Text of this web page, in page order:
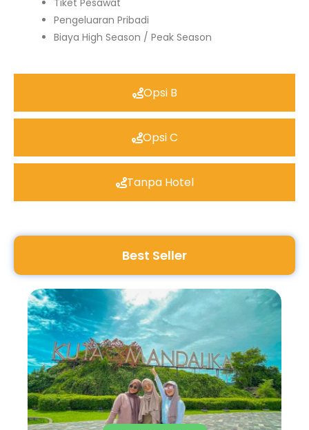
Opsi B
Opsi C
Tanpa Hotel
Tiket Pesawat
Pengeluaran Pribadi
Biaya High Season / Peak Season
Best Seller